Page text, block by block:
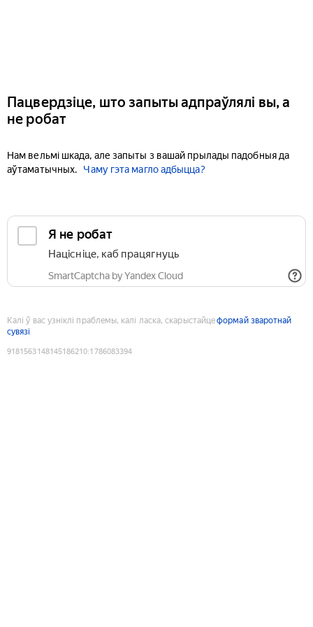
Пацвердзіце, што запыты адпраўлялі вы, а
не робат
Нам вельмі шкада, але запыты з вашай прылады падобныя да
аўтаматычных.
Чаму гэта магло адбыцца?
Я не робат
Націсніце, каб працягнуць
SmartCaptcha by Yandex Cloud
Калі ў вас узніклі праблемы, калі ласка, скарыстайцеформай зваротнай
сувязі
9181563148145186210:1786083394